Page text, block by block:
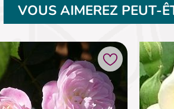
VOUS AIMEREZ PEUT-
Ajouter à mes favoris